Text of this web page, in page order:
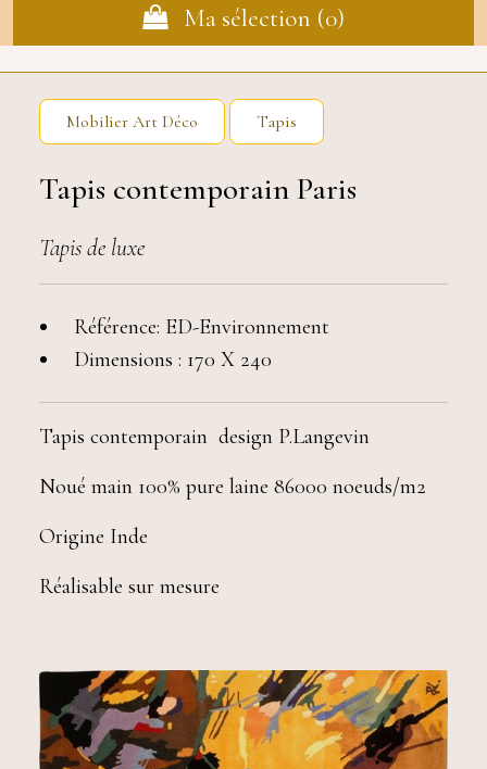
Ma sélection (0)
Mobilier Art Déco Tapis
Tapis contemporain Paris
Tapis de luxe
Référence: ED-Environnement
Dimensions : 170 X 240
Tapis contemporain design P.Langevin
Noué main 100% pure laine 86000 noeuds/m2
Origine Inde
Réalisable sur mesure